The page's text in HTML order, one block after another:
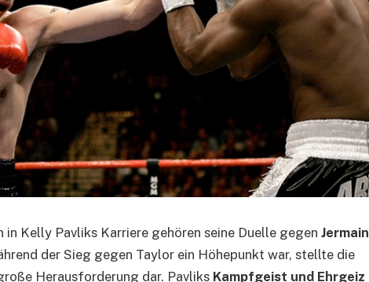
Kelly Pavliks Karriere gehören seine Duelle gegen Jermain
der Sieg gegen Taylor ein Höhepunkt war, stellte die
Herausforderung dar. Pavliks Kampfgeist und Ehrgeiz